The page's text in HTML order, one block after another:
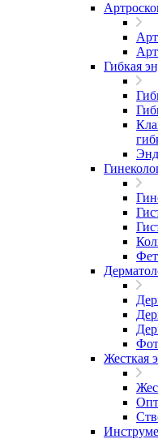
Гибкая
Жесткая